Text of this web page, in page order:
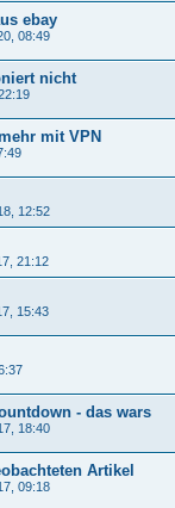
ebay
08:49
nicht
mit VPN
12:52
21:12
15:43
- das wars
18:40
Artikel
09:18